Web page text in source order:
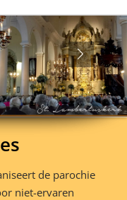
de parochie
niet-ervaren